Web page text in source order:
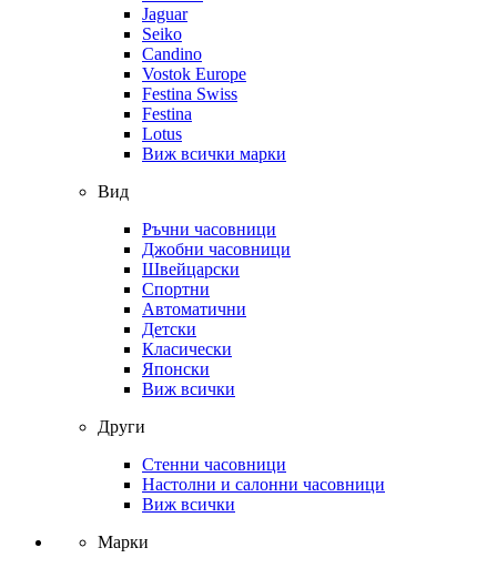
Jaguar
Seiko
Candino
Vostok Europe
Festina Swiss
Festina
Lotus
Виж всички марки
Вид
Ръчни часовници
Джобни часовници
Швейцарски
Спортни
Автоматични
Детски
Класически
Японски
Виж всички
Други
Стенни часовници
Настолни и салонни часовници
Виж всички
Марки